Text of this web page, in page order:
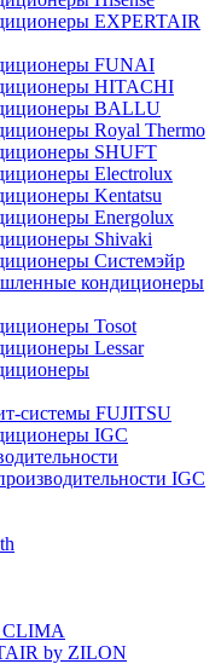
EXPERTAIR
FUNAI
HITACHI
BALLU
Royal Thermo
SHUFT
Electrolux
Kentatsu
Energolux
Shivaki
Системэйр
кондиционеры
Tosot
Lessar
системы FUJITSU
IGC
IGC
CLIMA
by ZILON